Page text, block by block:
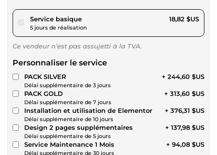
Service basiquepour 17,34 $US
5 jours de réalisation
18,82 $US
Ce vendeur n’est pas assujetti à la TVA.
Personnaliser le service
PACK SILVER
Délai supplémentaire de 3 jours
+ 244,60 $US
PACK GOLD
Délai supplémentaire de 7 jours
+ 313,60 $US
Installation et utilisation de Elementor
Délai supplémentaire de 10 jours
+ 376,31 $US
Design 2 pages supplémentaires
Délai supplémentaire de 5 jours
+ 137,98 $US
Service Maintenance 1 Mois
Délai supplémentaire de 30 jours
+ 94,08 $US